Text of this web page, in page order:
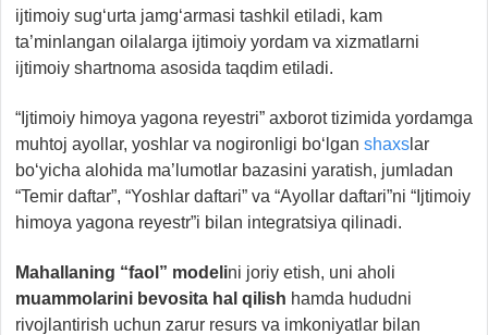
ijtimoiy sug‘urta jamg‘armasi tashkil etiladi, kam
ta’minlangan oilalarga ijtimoiy yordam va xizmatlarni
ijtimoiy shartnoma asosida taqdim etiladi.
“Ijtimoiy himoya yagona reyestri” axborot tizimida yordamga
muhtoj ayollar, yoshlar va nogironligi bo‘lgan shaxs lar
bo‘yicha alohida ma’lumotlar bazasini yaratish, jumladan
“Temir daftar”, “Yoshlar daftari” va “Ayollar daftari”ni “Ijtimoiy
himoya yagona reyestr”i bilan integratsiya qilinadi.
Mahallaning “faol” modelini joriy etish, uni aholi
muammolarini bevosita hal qilish hamda hududni
rivojlantirish uchun zarur resurs va imkoniyatlar bilan